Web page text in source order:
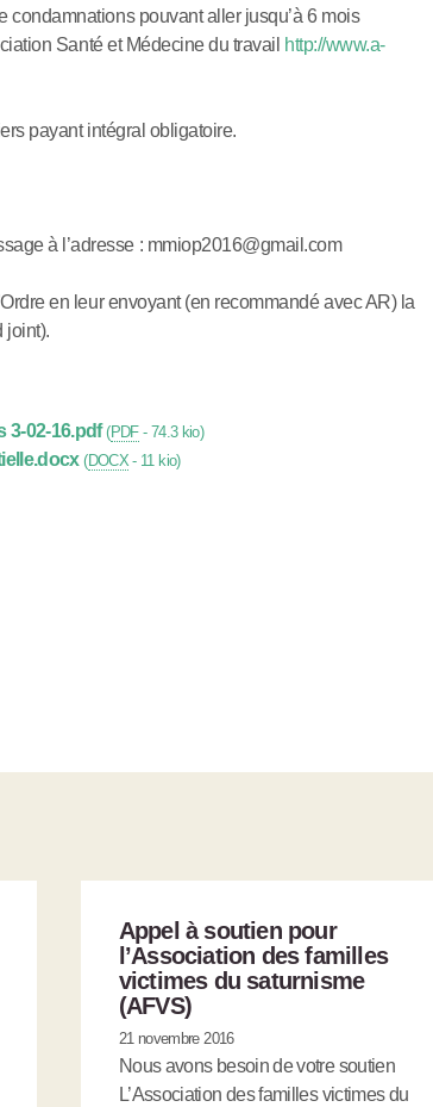
condamnations pouvant aller jusqu’à 6 mois
Santé et Médecine du travail http://www.a-
payant intégral obligatoire.
à l’adresse : mmiop2016@gmail.com
en leur envoyant (en recommandé avec AR) la
joint).
3-02-16.pdf (PDF- 74.3 kio)
(DOCX- 11 kio)
Appel à soutien pour
l’Association des familles
victimes du saturnisme
(AFVS)
21 novembre 2016
Nous avons besoin de votre soutien
L’Association des familles victimes du